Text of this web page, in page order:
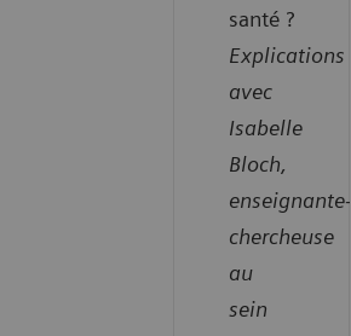
santé ?
Explications
avec
Isabelle
Bloch,
enseignante-
chercheuse
au
sein